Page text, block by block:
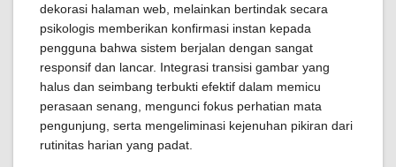
dekorasi halaman web, melainkan bertindak secara
psikologis memberikan konfirmasi instan kepada
pengguna bahwa sistem berjalan dengan sangat
responsif dan lancar. Integrasi transisi gambar yang
halus dan seimbang terbukti efektif dalam memicu
perasaan senang, mengunci fokus perhatian mata
pengunjung, serta mengeliminasi kejenuhan pikiran dari
rutinitas harian yang padat.